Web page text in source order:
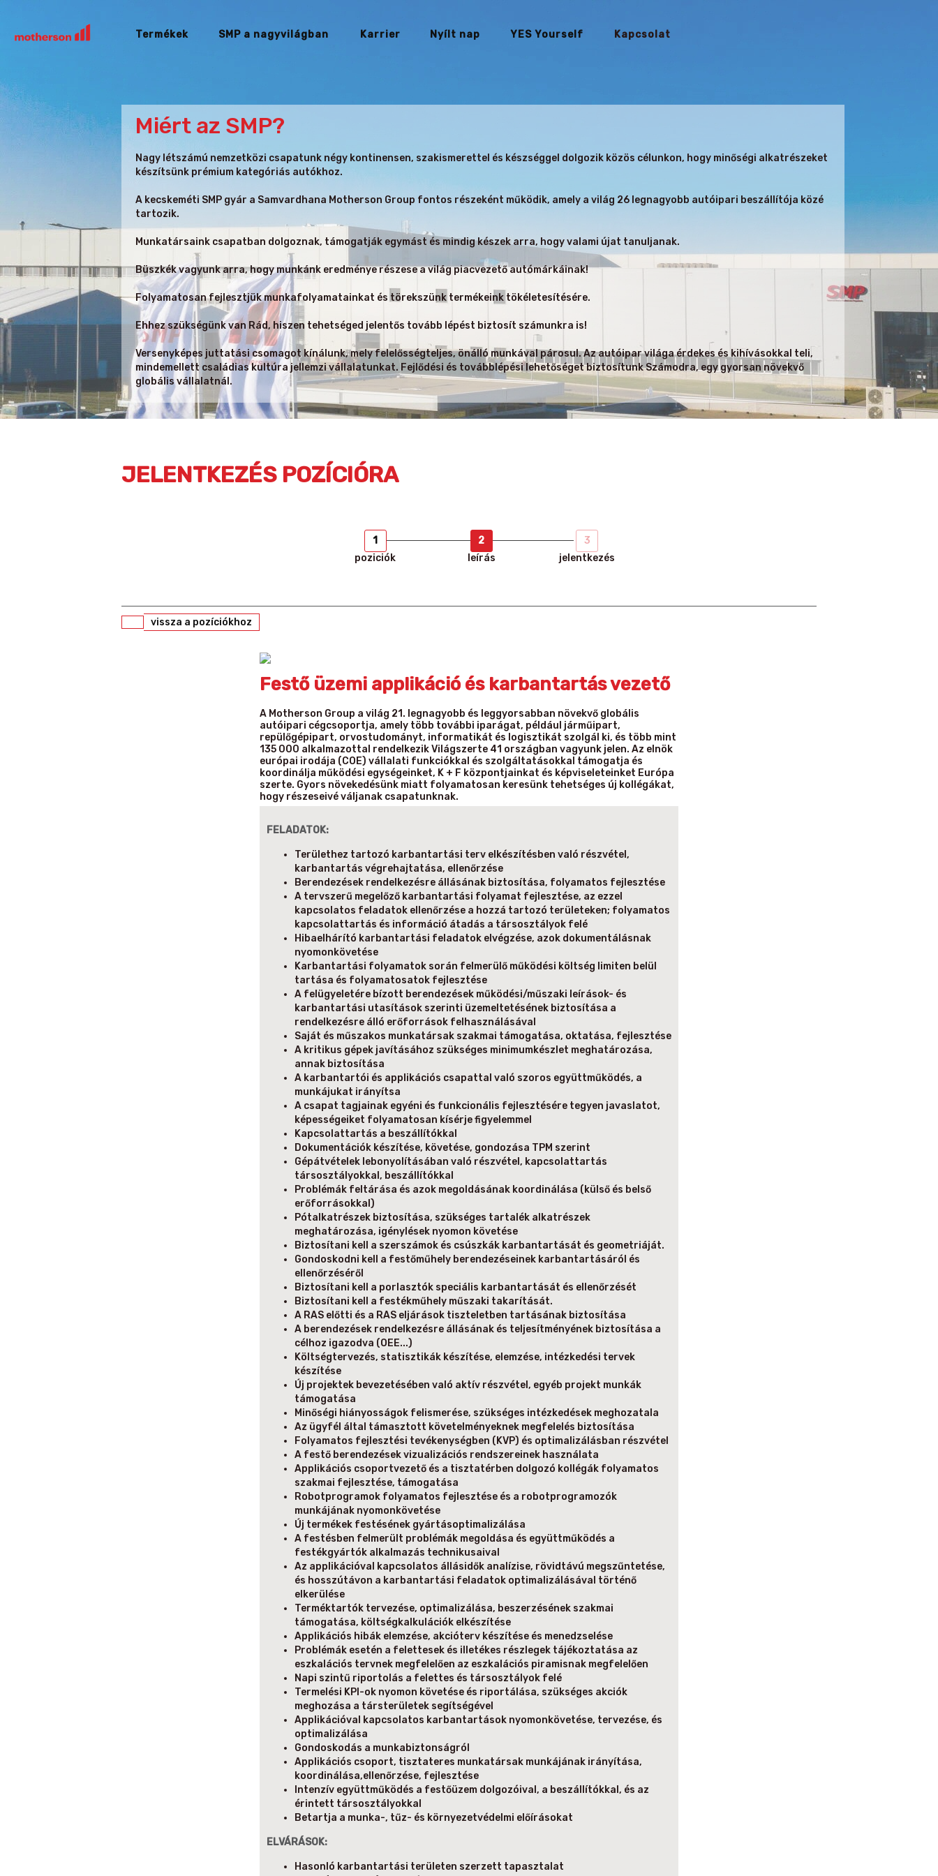
Termékek SMP a nagyvilágban Karrier Nyílt nap YES Yourself Kapcsolat
Miért az SMP?
Nagy létszámú nemzetközi csapatunk négy kontinensen, szakismerettel és készséggel dolgozik közös célunkon, hogy minőségi alkatrészeket
készítsünk prémium kategóriás autókhoz.
A kecskeméti SMP gyár a Samvardhana Motherson Group fontos részeként működik, amely a világ 26 legnagyobb autóipari beszállítója közé
tartozik.
Munkatársaink csapatban dolgoznak, támogatják egymást és mindig készek arra, hogy valami újat tanuljanak.
Büszkék vagyunk arra, hogy munkánk eredménye részese a világ piacvezető autómárkáinak!
Folyamatosan fejlesztjük munkafolyamatainkat és törekszünk termékeink tökéletesítésére.
Ehhez szükségünk van Rád, hiszen tehetséged jelentős tovább lépést biztosít számunkra is!
Versenyképes juttatási csomagot kínálunk, mely felelősségteljes, önálló munkával párosul. Az autóipar világa érdekes és kihívásokkal teli,
mindemellett családias kultúra jellemzi vállalatunkat. Fejlődési és továbblépési lehetőséget biztosítunk Számodra, egy gyorsan növekvő
globális vállalatnál.
JELENTKEZÉS POZÍCIÓRA
1
poziciók
2
leírás
3
jelentkezés
vissza a pozíciókhoz
Festő üzemi applikáció és karbantartás vezető
A Motherson Group a világ 21. legnagyobb és leggyorsabban növekvő globális
autóipari cégcsoportja, amely több további iparágat, például járműipart,
repülőgépipart, orvostudományt, informatikát és logisztikát szolgál ki, és több mint
135 000 alkalmazottal rendelkezik Világszerte 41 országban vagyunk jelen. Az elnök
európai irodája (COE) vállalati funkciókkal és szolgáltatásokkal támogatja és
koordinálja működési egységeinket, K + F központjainkat és képviseleteinket Európa
szerte. Gyors növekedésünk miatt folyamatosan keresünk tehetséges új kollégákat,
hogy részeseivé váljanak csapatunknak.
FELADATOK:
Területhez tartozó karbantartási terv elkészítésben való részvétel,
karbantartás végrehajtatása, ellenőrzése
Berendezések rendelkezésre állásának biztosítása, folyamatos fejlesztése
A tervszerű megelőző karbantartási folyamat fejlesztése, az ezzel
kapcsolatos feladatok ellenőrzése a hozzá tartozó területeken; folyamatos
kapcsolattartás és információ átadás a társosztályok felé
Hibaelhárító karbantartási feladatok elvégzése, azok dokumentálásnak
nyomonkövetése
Karbantartási folyamatok során felmerülő működési költség limiten belül
tartása és folyamatosatok fejlesztése
A felügyeletére bízott berendezések működési/műszaki leírások- és
karbantartási utasítások szerinti üzemeltetésének biztosítása a
rendelkezésre álló erőforrások felhasználásával
Saját és műszakos munkatársak szakmai támogatása, oktatása, fejlesztése
A kritikus gépek javításához szükséges minimumkészlet meghatározása,
annak biztosítása
A karbantartói és applikációs csapattal való szoros együttműködés, a
munkájukat irányítsa
A csapat tagjainak egyéni és funkcionális fejlesztésére tegyen javaslatot,
képességeiket folyamatosan kísérje figyelemmel
Kapcsolattartás a beszállítókkal
Dokumentációk készítése, követése, gondozása TPM szerint
Gépátvételek lebonyolításában való részvétel, kapcsolattartás
társosztályokkal, beszállítókkal
Problémák feltárása és azok megoldásának koordinálása (külső és belső
erőforrásokkal)
Pótalkatrészek biztosítása, szükséges tartalék alkatrészek
meghatározása, igénylések nyomon követése
Biztosítani kell a szerszámok és csúszkák karbantartását és geometriáját.
Gondoskodni kell a festőműhely berendezéseinek karbantartásáról és
ellenőrzéséről
Biztosítani kell a porlasztók speciális karbantartását és ellenőrzését
Biztosítani kell a festékműhely műszaki takarítását.
A RAS előtti és a RAS eljárások tiszteletben tartásának biztosítása
A berendezések rendelkezésre állásának és teljesítményének biztosítása a
célhoz igazodva (OEE...)
Költségtervezés, statisztikák készítése, elemzése, intézkedési tervek
készítése
Új projektek bevezetésében való aktív részvétel, egyéb projekt munkák
támogatása
Minőségi hiányosságok felismerése, szükséges intézkedések meghozatala
Az ügyfél által támasztott követelményeknek megfelelés biztosítása
Folyamatos fejlesztési tevékenységben (KVP) és optimalizálásban részvétel
A festő berendezések vizualizációs rendszereinek használata
Applikációs csoportvezető és a tisztatérben dolgozó kollégák folyamatos
szakmai fejlesztése, támogatása
Robotprogramok folyamatos fejlesztése és a robotprogramozók
munkájának nyomonkövetése
Új termékek festésének gyártásoptimalizálása
A festésben felmerült problémák megoldása és együttműködés a
festékgyártók alkalmazás technikusaival
Az applikációval kapcsolatos állásidők analízise, rövidtávú megszűntetése,
és hosszútávon a karbantartási feladatok optimalizálásával történő
elkerülése
Terméktartók tervezése, optimalizálása, beszerzésének szakmai
támogatása, költségkalkulációk elkészítése
Applikációs hibák elemzése, akcióterv készítése és menedzselése
Problémák esetén a felettesek és illetékes részlegek tájékoztatása az
eszkalációs tervnek megfelelően az eszkalációs piramisnak megfelelően
Napi szintű riportolás a felettes és társosztályok felé
Termelési KPI-ok nyomon követése és riportálása, szükséges akciók
meghozása a társterületek segítségével
Applikációval kapcsolatos karbantartások nyomonkövetése, tervezése, és
optimalizálása
Gondoskodás a munkabiztonságról
Applikációs csoport, tisztateres munkatársak munkájának irányítása,
koordinálása,ellenőrzése, fejlesztése
Intenzív együttműködés a festőüzem dolgozóival, a beszállítókkal, és az
érintett társosztályokkal
Betartja a munka-, tűz- és környezetvédelmi előírásokat
ELVÁRÁSOK:
Hasonló karbantartási területen szerzett tapasztalat